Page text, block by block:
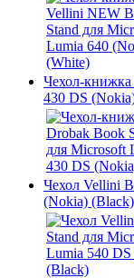
Чехол-книжка
430 DS
Чехол Vellini
(Nokia) (Black)